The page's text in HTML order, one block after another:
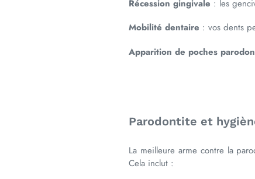
Récession gingivale : les
Mobilité dentaire : vos dents
Apparition de poches
Parodontite et
La meilleure arme contre la
Cela inclut :